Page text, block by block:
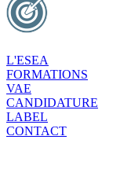
L'ESEA
FORMATIONS
VAE
CANDIDATURE
LABEL
CONTACT